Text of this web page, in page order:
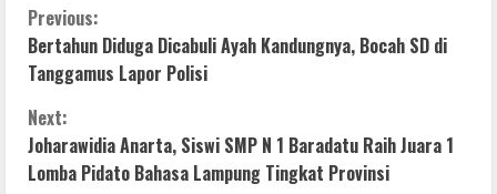
C
o
n
t
Previous:
Bertahun Diduga Dicabuli Ayah Kandungnya, Bocah SD di
Tanggamus Lapor Polisi
Next:
Joharawidia Anarta, Siswi SMP N 1 Baradatu Raih Juara 1
Lomba Pidato Bahasa Lampung Tingkat Provinsi